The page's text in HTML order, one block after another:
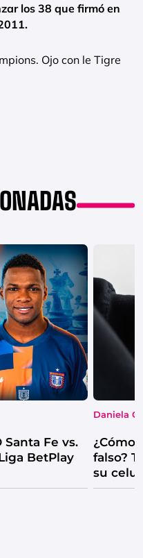
los 38 que firmó en
Ojo con le Tigre
Fe vs.
BetPlay
Daniela
¿Cómo
falso?
su